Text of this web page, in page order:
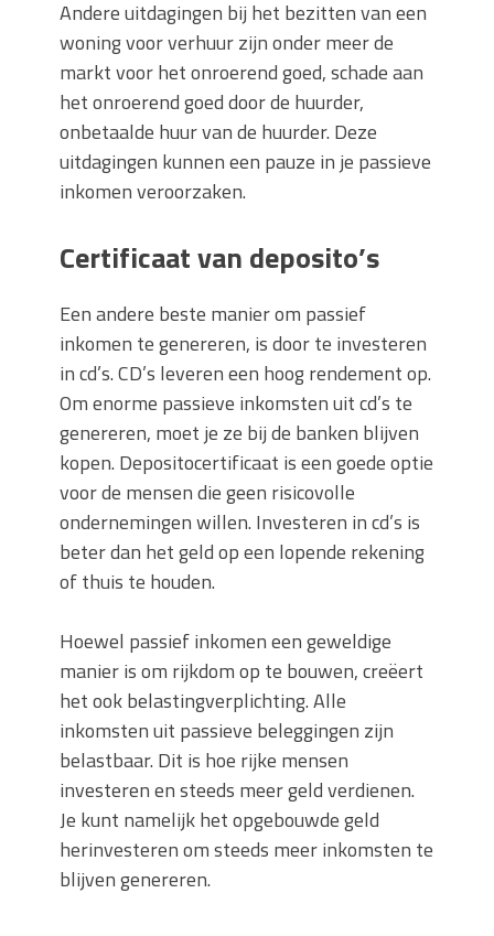
Andere uitdagingen bij het bezitten van een
woning voor verhuur zijn onder meer de
markt voor het onroerend goed, schade aan
het onroerend goed door de huurder,
onbetaalde huur van de huurder. Deze
uitdagingen kunnen een pauze in je passieve
inkomen veroorzaken.
Certificaat van deposito’s
Een andere beste manier om passief
inkomen te genereren, is door te investeren
in cd’s. CD’s leveren een hoog rendement op.
Om enorme passieve inkomsten uit cd’s te
genereren, moet je ze bij de banken blijven
kopen. Depositocertificaat is een goede optie
voor de mensen die geen risicovolle
ondernemingen willen. Investeren in cd’s is
beter dan het geld op een lopende rekening
of thuis te houden.
Hoewel passief inkomen een geweldige
manier is om rijkdom op te bouwen, creëert
het ook belastingverplichting. Alle
inkomsten uit passieve beleggingen zijn
belastbaar. Dit is hoe rijke mensen
investeren en steeds meer geld verdienen.
Je kunt namelijk het opgebouwde geld
herinvesteren om steeds meer inkomsten te
blijven genereren.